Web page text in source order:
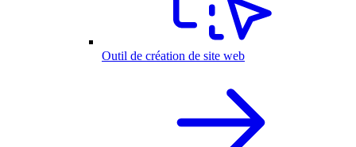
Outil de création de site web